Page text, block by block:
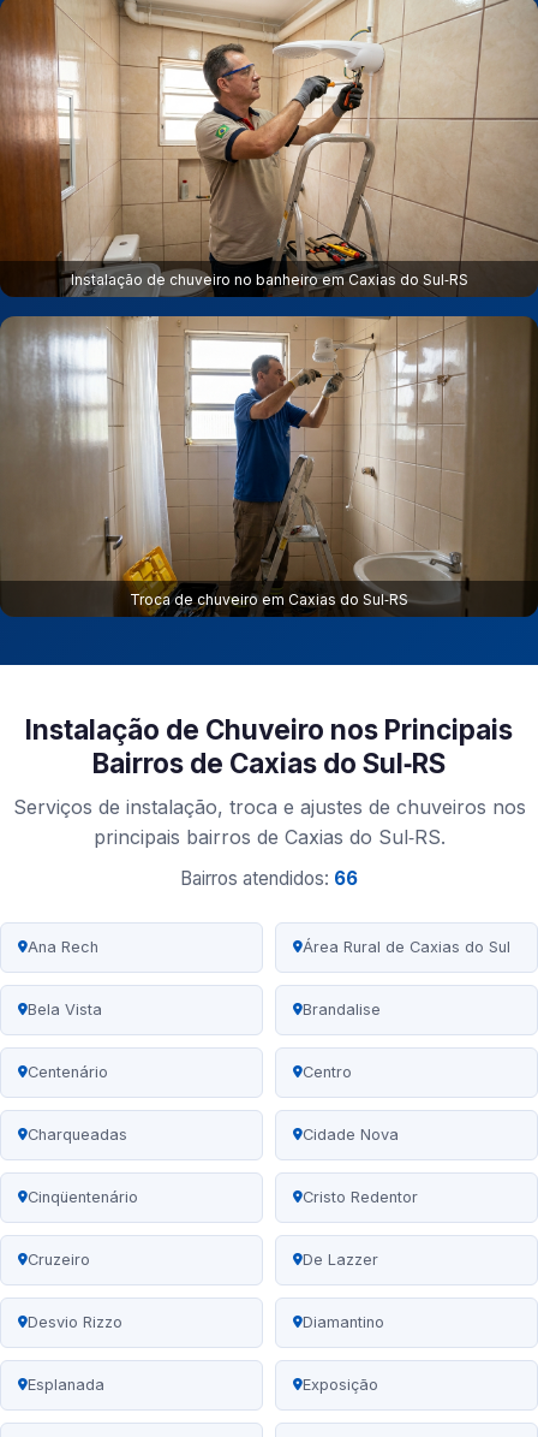
Instalação de chuveiro no banheiro em Caxias do Sul‑RS
Troca de chuveiro em Caxias do Sul‑RS
Instalação de Chuveiro nos Principais
Bairros de Caxias do Sul‑RS
Serviços de instalação, troca e ajustes de chuveiros nos
principais bairros de Caxias do Sul‑RS.
Bairros atendidos: 66
Ana Rech Área Rural de Caxias do Sul
Bela Vista Brandalise
Centenário Centro
Charqueadas Cidade Nova
Cinqüentenário Cristo Redentor
Cruzeiro De Lazzer
Desvio Rizzo Diamantino
Esplanada Exposição